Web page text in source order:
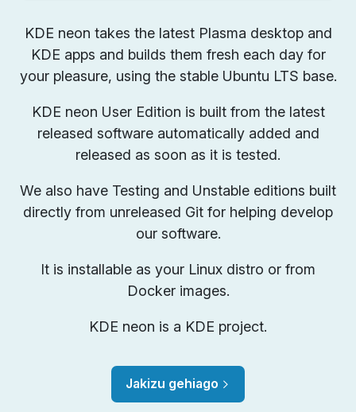
KDE neon takes the latest Plasma desktop and
KDE apps and builds them fresh each day for
your pleasure, using the stable Ubuntu LTS base.
KDE neon User Edition is built from the latest
released software automatically added and
released as soon as it is tested.
We also have Testing and Unstable editions built
directly from unreleased Git for helping develop
our software.
It is installable as your Linux distro or from
Docker images.
KDE neon is a KDE project.
Jakizu gehiago